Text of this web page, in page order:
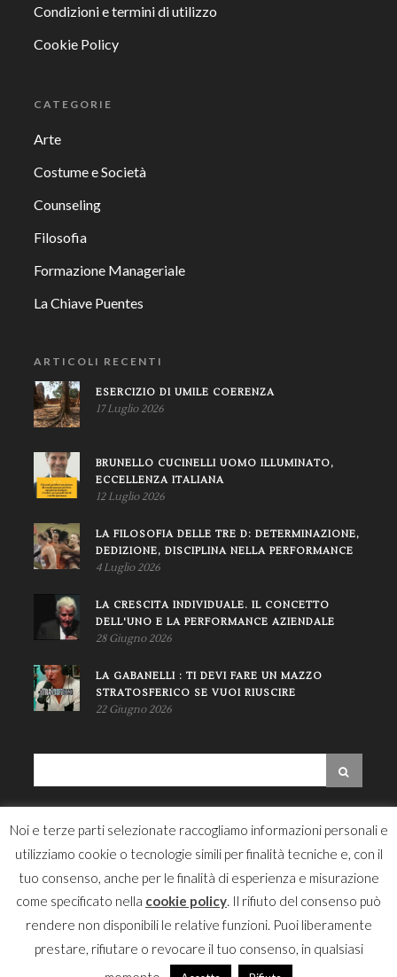
Condizioni e termini di utilizzo
Cookie Policy
CATEGORIE
Arte
Costume e Società
Counseling
Filosofia
Formazione Manageriale
La Chiave Puentes
ARTICOLI RECENTI
ESERCIZIO DI UMILE COERENZA
17 Luglio 2026
BRUNELLO CUCINELLI UOMO ILLUMINATO,
ECCELLENZA ITALIANA
12 Luglio 2026
LA FILOSOFIA DELLE TRE D: DETERMINAZIONE,
DEDIZIONE, DISCIPLINA NELLA PERFORMANCE
4 Luglio 2026
LA CRESCITA INDIVIDUALE. IL CONCETTO
DELL'UNO E LA PERFORMANCE AZIENDALE
28 Giugno 2026
LA GABANELLI : TI DEVI FARE UN MAZZO
STRATOSFERICO SE VUOI RIUSCIRE
22 Giugno 2026
NEWSLETTER
© 2016 - 2019 Concetto Giovanni Scardaci - Powered by Tempo di
Noi e terze parti selezionate raccogliamo informazioni personali e
utilizziamo cookie o tecnologie simili per finalità tecniche e, con il
tuo consenso, anche per le finalità di esperienza e misurazione
come specificato nella cookie policy. Il rifiuto del consenso può
rendere non disponibili le relative funzioni. Puoi liberamente
prestare, rifiutare o revocare il tuo consenso, in qualsiasi